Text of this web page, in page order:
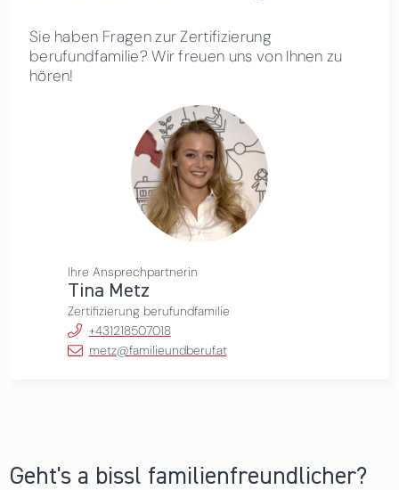
Sie haben Fragen zur Zertifizierung
berufundfamilie? Wir freuen uns von Ihnen zu
hören!
Ihre Ansprechpartnerin
Tina Metz
Zertifizierung berufundfamilie
+431218507018
metz@familieundberuf.at
Geht's a bissl familienfreundlicher?